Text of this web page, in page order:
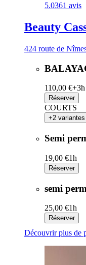
5.0361 avis
Beauty
424 route de
110,00 €+
Réserver
COURTS
+2
Semi
19,00 €1h
Réserver
semi
25,00 €1h
Réserver
Découvrir plus de